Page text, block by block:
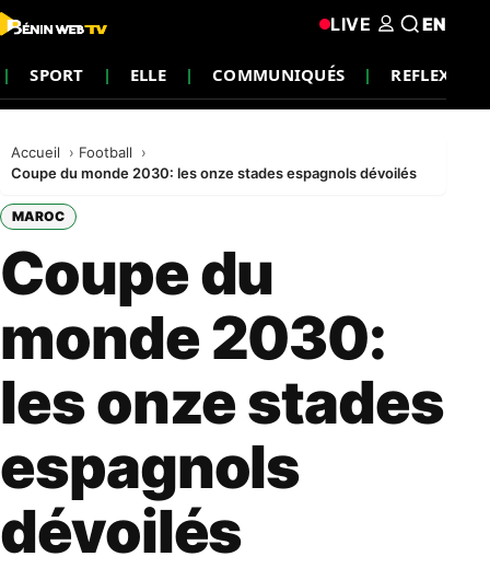
SPORT ELLE COMMUNIQUÉS REFLEXION
LIVE EN
Accueil
Football
Coupe du monde 2030: les onze stades espagnols dévoilés
MAROC
Coupe du
monde 2030:
les onze stades
espagnols
dévoilés